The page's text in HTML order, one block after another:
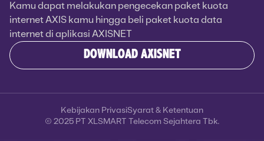
Kamu dapat melakukan pengecekan paket kuota
internet AXIS kamu hingga beli paket kuota data
internet di aplikasi AXISNET
DOWNLOAD AXISNET
© 2025 PT XLSMART Telecom Sejahtera Tbk.
Kebijakan PrivasiSyarat & Ketentuan